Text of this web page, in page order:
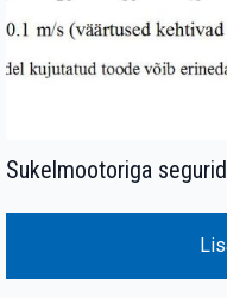
Sukelmootoriga